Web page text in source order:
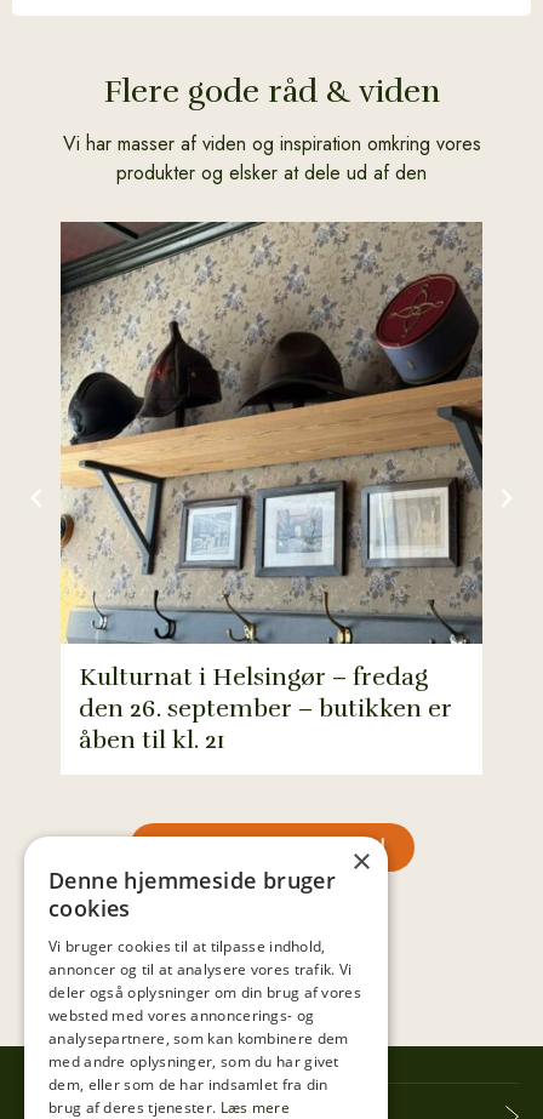
Flere gode råd & viden
Vi har masser af viden og inspiration omkring vores
produkter og elsker at dele ud af den
Kulturnat i Helsingør – fredag
den 26. september – butikken er
åben til kl. 21
SE MERE INSPIRATION
×
Denne hjemmeside bruger
cookies
Vi bruger cookies til at tilpasse indhold,
annoncer og til at analysere vores trafik. Vi
deler også oplysninger om din brug af vores
websted med vores annoncerings- og
analysepartnere, som kan kombinere dem
med andre oplysninger, som du har givet
dem, eller som de har indsamlet fra din
brug af deres tjenester. Læs mere